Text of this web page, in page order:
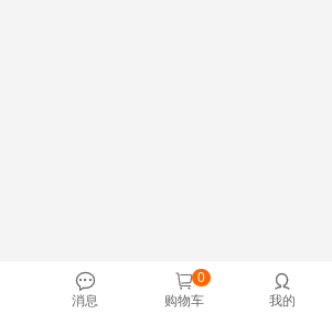

消息

购物车
0 
我的